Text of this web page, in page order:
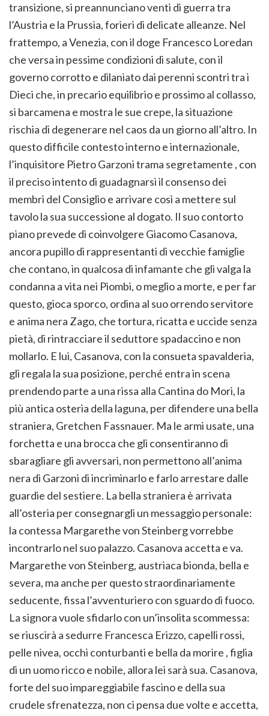
transizione, si preannunciano venti di guerra tra
l’Austria e la Prussia, forieri di delicate alleanze. Nel
frattempo, a Venezia, con il doge Francesco Loredan
che versa in pessime condizioni di salute, con il
governo corrotto e dilaniato dai perenni scontri tra i
Dieci che, in precario equilibrio e prossimo al collasso,
si barcamena e mostra le sue crepe, la situazione
rischia di degenerare nel caos da un giorno all’altro. In
questo difficile contesto interno e internazionale,
l’inquisitore Pietro Garzoni trama segretamente , con
il preciso intento di guadagnarsi il consenso dei
membri del Consiglio e arrivare così a mettere sul
tavolo la sua successione al dogato. Il suo contorto
piano prevede di coinvolgere Giacomo Casanova,
ancora pupillo di rappresentanti di vecchie famiglie
che contano, in qualcosa di infamante che gli valga la
condanna a vita nei Piombi, o meglio a morte, e per far
questo, gioca sporco, ordina al suo orrendo servitore
e anima nera Zago, che tortura, ricatta e uccide senza
pietà, di rintracciare il seduttore spadaccino e non
mollarlo. E lui, Casanova, con la consueta spavalderia,
gli regala la sua posizione, perché entra in scena
prendendo parte a una rissa alla Cantina do Mori, la
più antica osteria della laguna, per difendere una bella
straniera, Gretchen Fassnauer. Ma le armi usate, una
forchetta e una brocca che gli consentiranno di
sbaragliare gli avversari, non permettono all’anima
nera di Garzoni di incriminarlo e farlo arrestare dalle
guardie del sestiere. La bella straniera è arrivata
all’osteria per consegnargli un messaggio personale:
la contessa Margarethe von Steinberg vorrebbe
incontrarlo nel suo palazzo. Casanova accetta e va.
Margarethe von Steinberg, austriaca bionda, bella e
severa, ma anche per questo straordinariamente
seducente, fissa l’avventuriero con sguardo di fuoco.
La signora vuole sfidarlo con un’insolita scommessa:
se riuscirà a sedurre Francesca Erizzo, capelli rossi,
pelle nivea, occhi conturbanti e bella da morire , figlia
di un uomo ricco e nobile, allora lei sarà sua. Casanova,
forte del suo impareggiabile fascino e della sua
crudele sfrenatezza, non ci pensa due volte e accetta,